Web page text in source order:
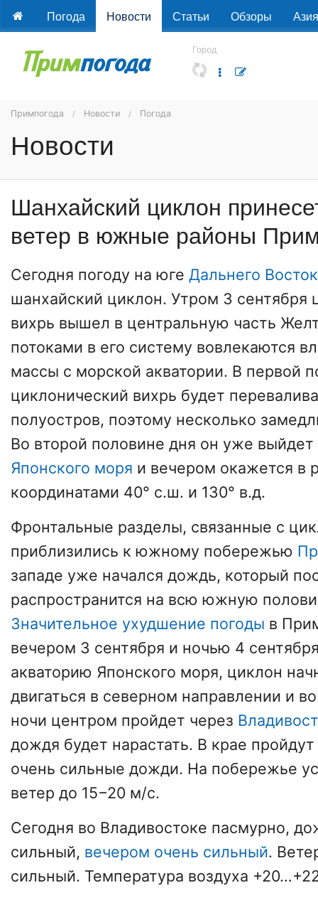
Погода Новости Статьи Обзоры Азия
Город
Примпогода Новости Погода
Новости
Шанхайский циклон
ветер в южные районы
Сегодня погоду на юге Дальнего
шанхайский циклон. Утром 3 сентября
вихрь вышел в центральную часть
потоками в его систему вовлекаются
массы с морской акватории. В первой
циклонический вихрь будет
полуостров, поэтому несколько
Во второй половине дня он уже выйдет
Японского моря и вечером окажется в
координатами 40° с.ш. и 130° в.д.
Фронтальные разделы, связанные с
приблизились к южному побережью
западе уже начался дождь, который
распространится на всю южную
Значительное ухудшение погоды в
вечером 3 сентября и ночью 4
акваторию Японского моря, циклон
двигаться в северном направлении и
ночи центром пройдет через
дождя будет нарастать. В крае
очень сильные дожди. На побережье
ветер до 15−20 м/с.
Сегодня во Владивостоке пасмурно,
сильный, вечером очень сильный.
сильный. Температура воздуха